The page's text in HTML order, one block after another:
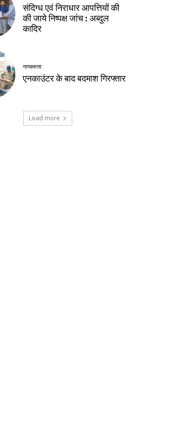
संदिग्ध एवं निराधार आपत्तियों की
की जाये निष्पक्ष जांच : अब्दुल
कादिर
नानकमत्ता
एनकाउंटर के बाद बदमाश गिरफ्तार
Load more